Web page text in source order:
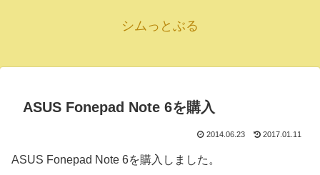
シムっとぶる
ASUS Fonepad Note 6を購入
2014.06.23 2017.01.11
ASUS Fonepad Note 6を購入しました。